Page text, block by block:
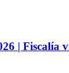
| Fiscalía